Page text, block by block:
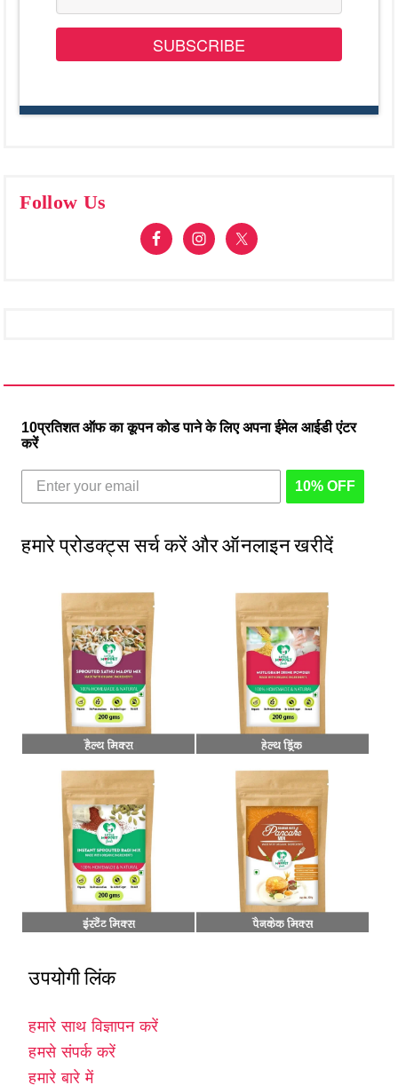
SUBSCRIBE
Follow Us
10प्रतिशत ऑफ का कूपन कोड पाने के लिए अपना ईमेल आईडी एंटर
करें
10% OFF
हमारे प्रोडक्ट्स सर्च करें और ऑनलाइन खरीदें
उपयोगी लिंक
हमारे साथ विज्ञापन करें
हमसे संपर्क करें
हमारे बारे में